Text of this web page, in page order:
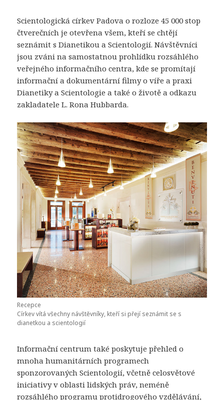
Scientologická církev Padova o rozloze 45 000 stop
čtverečních je otevřena všem, kteří se chtějí
seznámit s Dianetikou a Scientologií. Návštěvníci
jsou zváni na samostatnou prohlídku rozsáhlého
veřejného informačního centra, kde se promítají
informační a dokumentární filmy o víře a praxi
Dianetiky a Scientologie a také o životě a odkazu
zakladatele L. Rona Hubbarda.
Recepce
Církev vítá všechny návštěvníky, kteří si přejí seznámit se s
dianetkou a scientologií
Informační centrum také poskytuje přehled o
mnoha humanitárních programech
sponzorovaných Scientologií, včetně celosvětové
iniciativy v oblasti lidských práv, neméně
rozsáhlého programu protidrogového vzdělávání,